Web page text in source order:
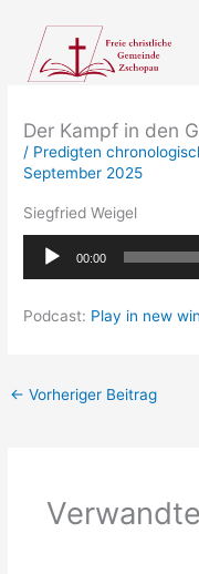
springen
Der Kampf in den
/ Predigten
September 2025
Siegfried Weigel
Audio-
00:00
Podcast: Play in new
← Vorheriger Beitrag